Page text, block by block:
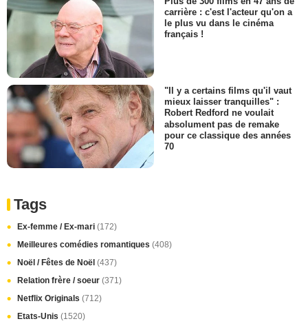
carrière : c'est l'acteur qu'on a
le plus vu dans le cinéma
français !
"Il y a certains films qu'il vaut
mieux laisser tranquilles" :
Robert Redford ne voulait
absolument pas de remake
pour ce classique des années
70
Tags
Ex-femme / Ex-mari (172)
Meilleures comédies romantiques (408)
Noël / Fêtes de Noël (437)
Relation frère / soeur (371)
Netflix Originals (712)
Etats-Unis (1520)